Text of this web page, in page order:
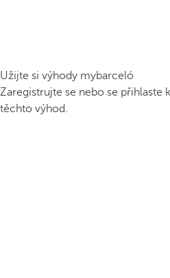
Užijte si výhody mybarceló
Zaregistrujte se nebo se přihlaste
těchto výhod.